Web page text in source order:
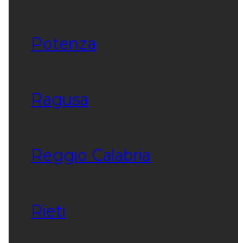
Potenza
Ragusa
Reggio Calabria
Rieti